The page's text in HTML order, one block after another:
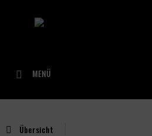
MENÜ
Übersicht